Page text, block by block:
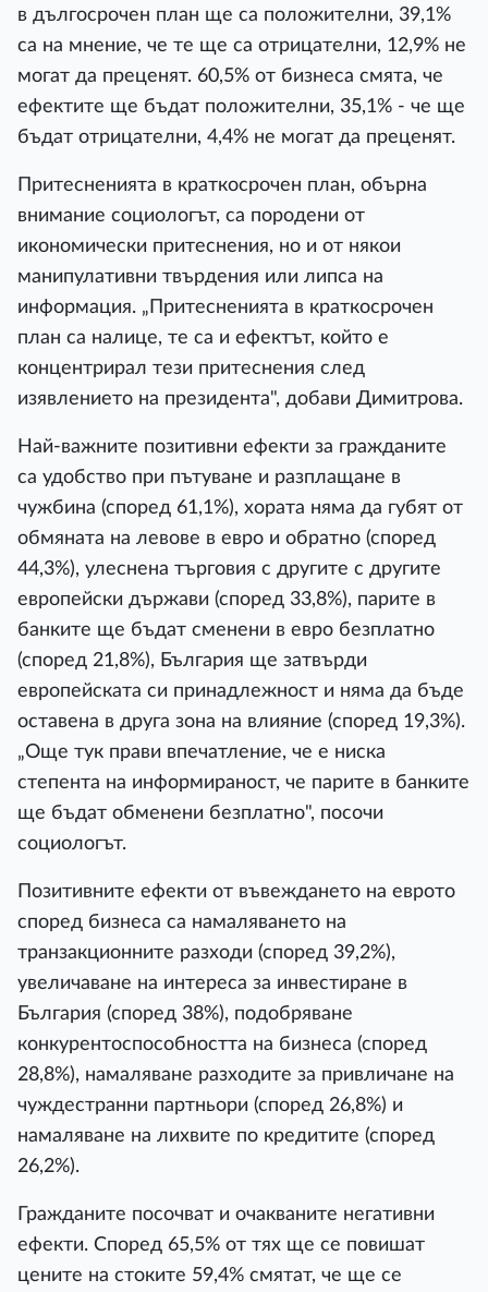
в дългосрочен план ще са положителни, 39,1%
са на мнение, че те ще са отрицателни, 12,9% не
могат да преценят. 60,5% от бизнеса смята, че
ефектите ще бъдат положителни, 35,1% - че ще
бъдат отрицателни, 4,4% не могат да преценят.
Притесненията в краткосрочен план, обърна
внимание социологът, са породени от
икономически притеснения, но и от някои
манипулативни твърдения или липса на
информация. „Притесненията в краткосрочен
план са налице, те са и ефектът, който е
концентрирал тези притеснения след
изявлението на президента", добави Димитрова.
Най-важните позитивни ефекти за гражданите
са удобство при пътуване и разплащане в
чужбина (според 61,1%), хората няма да губят от
обмяната на левове в евро и обратно (според
44,3%), улеснена търговия с другите с другите
европейски държави (според 33,8%), парите в
банките ще бъдат сменени в евро безплатно
(според 21,8%), България ще затвърди
европейската си принадлежност и няма да бъде
оставена в друга зона на влияние (според 19,3%).
„Още тук прави впечатление, че е ниска
степента на информираност, че парите в банките
ще бъдат обменени безплатно", посочи
социологът.
Позитивните ефекти от въвеждането на еврото
според бизнеса са намаляването на
транзакционните разходи (според 39,2%),
увеличаване на интереса за инвестиране в
България (според 38%), подобряване
конкурентоспособността на бизнеса (според
28,8%), намаляване разходите за привличане на
чуждестранни партньори (според 26,8%) и
намаляване на лихвите по кредитите (според
26,2%).
Гражданите посочват и очакваните негативни
ефекти. Според 65,5% от тях ще се повишат
цените на стоките 59,4% смятат, че ще се